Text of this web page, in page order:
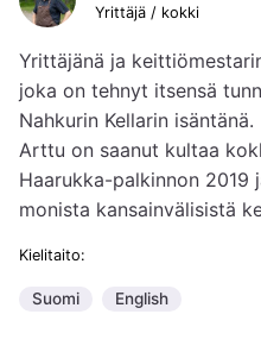
Yrittäjä / kokki
Yrittäjänä ja
joka on tehnyt itsensä
Nahkurin Kellarin isäntänä.
Arttu on saanut kultaa
Haarukka-palkinnon 2019
monista kansainvälisistä
Kielitaito:
Suomi English